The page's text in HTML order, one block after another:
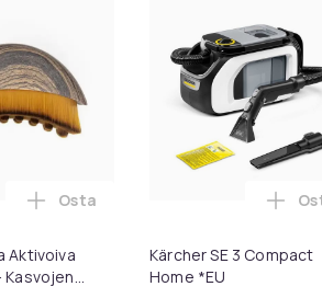
AE 2i, AE 2w, SoundTrue, SoundLink
käsilaukun järjestäjä
Aktivoiva
Kasvojen
Lisää Lymfakiertoa Aktivoiva
Osta
Kärcher SE 3 Compact
Home *EU